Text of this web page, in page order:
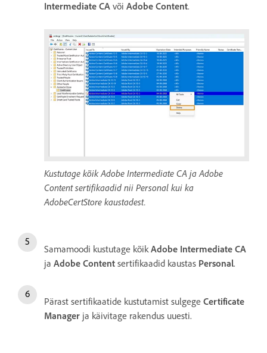
Intermediate CA või Adobe Content.
Kustutage kõik Adobe Intermediate CA ja Adobe
Content sertifikaadid nii Personal kui ka
AdobeCertStore kaustadest.
Samamoodi kustutage kõikAdobe Intermediate CA
ja Adobe Content sertifikaadid kaustas Personal.
Pärast sertifikaatide kustutamist sulgege Certificate
Manager ja käivitage rakendus uuesti.